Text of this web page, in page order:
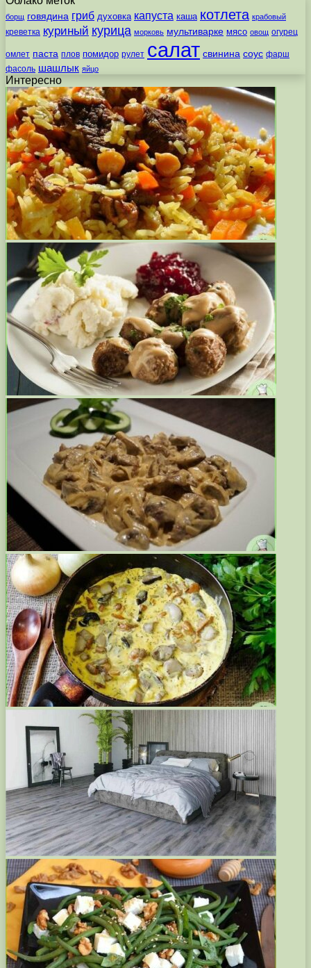
борщ говядина гриб духовка капуста каша котлета крабовый
креветка куриный курица морковь мультиварке мясо овощ огурец
омлет паста плов помидор рулет салат свинина соус фарш
фасоль шашлык яйцо
Интересно